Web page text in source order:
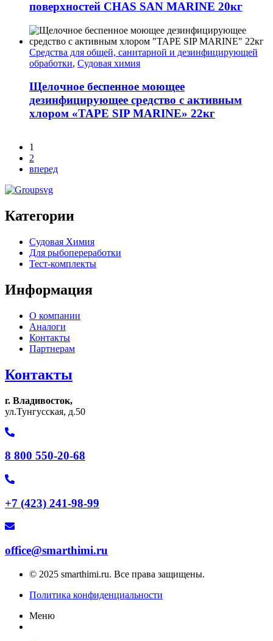
поверхностей CHAS SAN MARINE 20кг
Средства для общей, санитарной и дезинфицирующей
обработки, Судовая химия
Щелочное беспенное моющее
дезинфицирующее средство с активным
хлором «TAPE SIP MARINE» 22кг
1
2
вперед
Категории
Судовая Химия
Для рыбопереработки
Тест-комплекты
Информация
О компании
Аналоги
Контакты
Партнерам
Контакты
г. Владивосток,
ул.Тунгусская, д.50
8 800 550-20-68
+7 (423) 241-98-99
office@smarthimi.ru
© 2025 smarthimi.ru. Все права защищены.
Политика конфиденциальности
Меню